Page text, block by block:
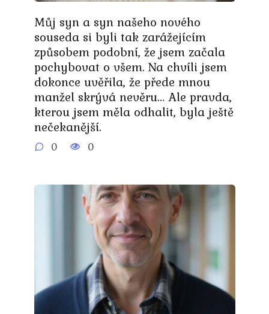
Můj syn a syn našeho nového
souseda si byli tak zarážejícím
způsobem podobní, že jsem začala
pochybovat o všem. Na chvíli jsem
dokonce uvěřila, že přede mnou
manžel skrývá nevěru… Ale pravda,
kterou jsem měla odhalit, byla ještě
nečekanější.
0 0